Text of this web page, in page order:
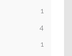
1
4
1